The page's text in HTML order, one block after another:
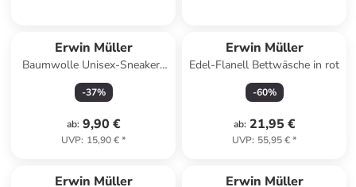
Erwin Müller
Baumwolle Unisex-Sneaker-
Socken 6 Paar in grau
-37%
ab: 9,90 €
UVP: 15,90 €*
Erwin Müller
Edel-Flanell Bettwäsche in rot
-60%
ab: 21,95 €
UVP: 55,95 €*
Erwin Müller Erwin Müller